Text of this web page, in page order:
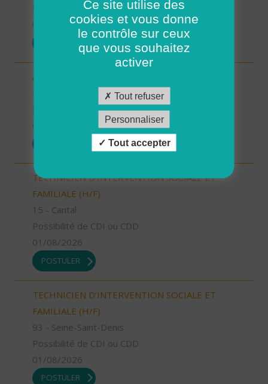
Possibilité de CDI ou CDD
01/08/2026
AIDE SOIGNANT (H/F)
Possibilité de CDI ou CDD
TECHNICIEN D’INTERVENTION SOCIALE ET
FAMILIALE (H/F)
15 - Cantal
Possibilité de CDI ou CDD
01/08/2026
POSTULER
TECHNICIEN D’INTERVENTION SOCIALE ET
FAMILIALE (H/F)
93 - Seine-Saint-Denis
Possibilité de CDI ou CDD
01/08/2026
POSTULER
Ce site utilise des
cookies et vous donne
le contrôle sur ceux
que vous souhaitez
activer
Tout refuser
Personnaliser
Tout accepter